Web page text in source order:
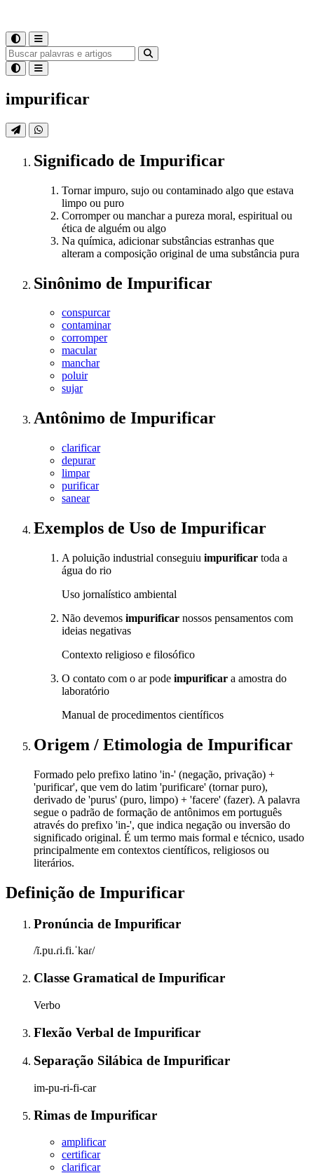
impurificar
Significado de Impurificar
Tornar impuro, sujo ou contaminado algo que estava
limpo ou puro
Corromper ou manchar a pureza moral, espiritual ou
ética de alguém ou algo
Na química, adicionar substâncias estranhas que
alteram a composição original de uma substância pura
Sinônimo de Impurificar
conspurcar
contaminar
corromper
macular
manchar
poluir
sujar
Antônimo de Impurificar
clarificar
depurar
limpar
purificar
sanear
Exemplos de Uso de Impurificar
A poluição industrial conseguiu impurificar toda a
água do rio
Uso jornalístico ambiental
Não devemos impurificar nossos pensamentos com
ideias negativas
Contexto religioso e filosófico
O contato com o ar pode impurificar a amostra do
laboratório
Manual de procedimentos científicos
Origem / Etimologia de Impurificar
Formado pelo prefixo latino 'in-' (negação, privação) +
'purificar', que vem do latim 'purificare' (tornar puro),
derivado de 'purus' (puro, limpo) + 'facere' (fazer). A palavra
segue o padrão de formação de antônimos em português
através do prefixo 'in-', que indica negação ou inversão do
significado original. É um termo mais formal e técnico, usado
principalmente em contextos científicos, religiosos ou
literários.
Definição de Impurificar
Pronúncia de Impurificar
/ĩ.pu.ɾi.fi.ˈkaɾ/
Classe Gramatical de Impurificar
Verbo
Flexão Verbal de Impurificar
Separação Silábica de Impurificar
im-pu-ri-fi-car
Rimas de Impurificar
amplificar
certificar
clarificar